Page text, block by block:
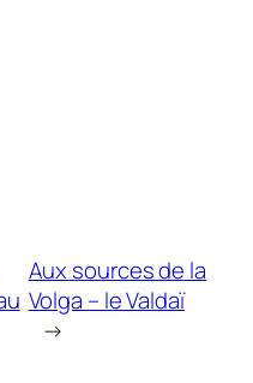
Aux sources de la
Volga – le Valdaï
→